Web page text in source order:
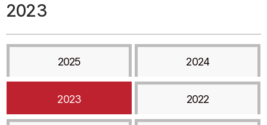
2023
2025 2024
2023 2022